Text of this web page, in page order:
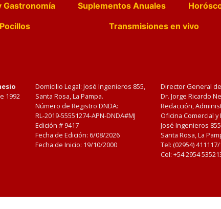
Gastronomía Suplementos Anuales
Transmisiones en vivo
1992
Domicilio Legal: José Ingenieros 855,
Santa Rosa, La Pampa.
Número de Registro DNDA:
RL-2019-55551274-APN-DNDA#MJ
Edición # 9417
Fecha de Edición: 6/08/2026
Fecha de Inicio: 19/10/2000
Director General
Dr. Jorge Ricardo
Redacción,
Oficina Comercial
José Ingenieros
Santa Rosa, La
Tel: (02954)
Cel: +54 2954